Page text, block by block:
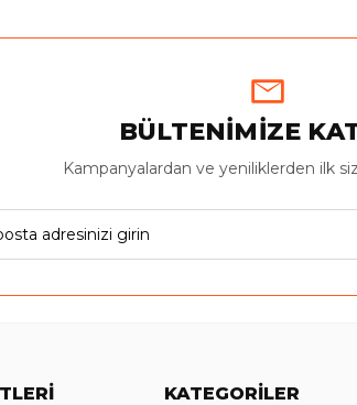
BÜLTENİMİZE
Kampanyalardan ve yeniliklerden ilk
KATEGORILER